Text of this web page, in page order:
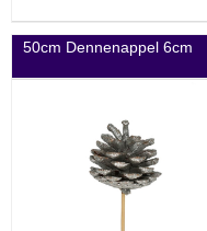
50cm Dennenappel 6cm